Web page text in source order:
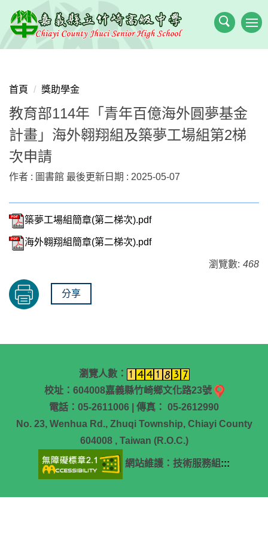
到
主
要
區
首頁 獎助學金
教育部114年「青年百億海外圓夢基金
計畫」海外翱翔組及築夢工場組第2梯
次申請
作者 : 圖書館 最後更新日期 : 2025-05-07
築夢工場組簡章(第二梯次).pdf
海外翱翔組簡章(第二梯次).pdf
瀏覽數: 468
分享
瀏覽人數：
校址：604008嘉義縣竹崎鄉文化路23號
電話：05-2611006 | 傳真： 05-2612990
No. 23, Wenhua Rd., Zhuqi Township, Chiayi County
604008 , Taiwan (R.O.C.)
網站維護：技術服務組 :::